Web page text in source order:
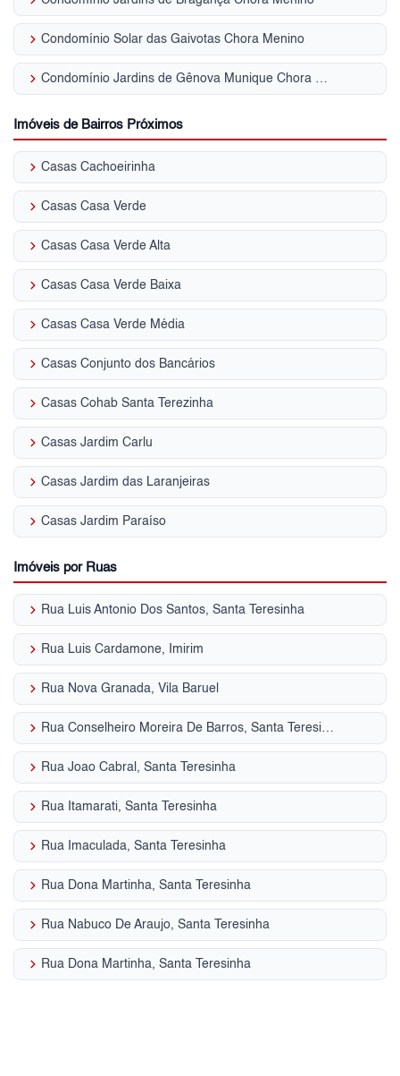
keyboard_arrow_right Condomínio Solar das Gaivotas Chora Menino
keyboard_arrow_right Condomínio Jardins de Gênova Munique Chora Menino
Imóveis de Bairros Próximos
keyboard_arrow_right Casas Cachoeirinha
keyboard_arrow_right Casas Casa Verde
keyboard_arrow_right Casas Casa Verde Alta
keyboard_arrow_right Casas Casa Verde Baixa
keyboard_arrow_right Casas Casa Verde Média
keyboard_arrow_right Casas Conjunto dos Bancários
keyboard_arrow_right Casas Cohab Santa Terezinha
keyboard_arrow_right Casas Jardim Carlu
keyboard_arrow_right Casas Jardim das Laranjeiras
keyboard_arrow_right Casas Jardim Paraíso
Imóveis por Ruas
keyboard_arrow_right Rua Luis Antonio Dos Santos, Santa Teresinha
keyboard_arrow_right Rua Luis Cardamone, Imirim
keyboard_arrow_right Rua Nova Granada, Vila Baruel
keyboard_arrow_right Rua Conselheiro Moreira De Barros, Santa Teresinha
keyboard_arrow_right Rua Joao Cabral, Santa Teresinha
keyboard_arrow_right Rua Itamarati, Santa Teresinha
keyboard_arrow_right Rua Imaculada, Santa Teresinha
keyboard_arrow_right Rua Dona Martinha, Santa Teresinha
keyboard_arrow_right Rua Nabuco De Araujo, Santa Teresinha
keyboard_arrow_right Rua Dona Martinha, Santa Teresinha